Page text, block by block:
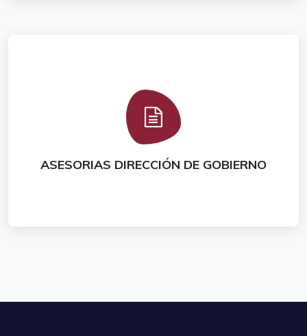
ASESORIAS DIRECCIÓN DE GOBIERNO
Conoce este tr�mite